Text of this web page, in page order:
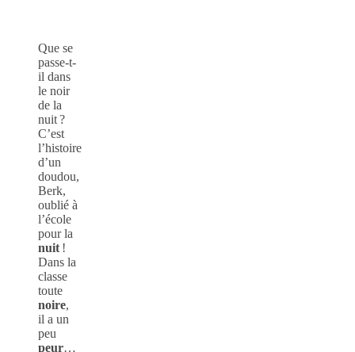
Que se
passe-t-
il dans
le noir
de la
nuit ?
C’est
l’histoire
d’un
doudou,
Berk,
oublié à
l’école
pour la
nuit!
Dans la
classe
toute
noire,
il a un
peu
peur…